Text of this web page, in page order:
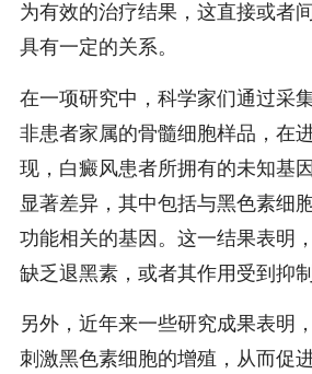
为有效的治疗结果，这直接或者
具有一定的关系。
在一项研究中，科学家们通过采
非患者家属的骨髓细胞样品，在
现，白癜风患者所拥有的未知基
显著差异，其中包括与黑色素细
功能相关的基因。这一结果表明
缺乏退黑素，或者其作用受到抑制
另外，近年来一些研究成果表明
刺激黑色素细胞的增殖，从而促